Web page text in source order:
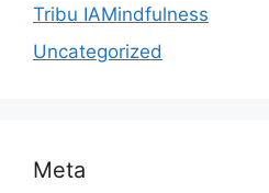
Tribu IAMindfulness
Uncategorized
Meta